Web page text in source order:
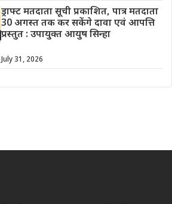
ड्राफ्ट मतदाता सूची प्रकाशित, पात्र मतदाता
30 अगस्त तक कर सकेंगे दावा एवं आपत्ति
प्रस्तुत : उपायुक्त आयुष सिन्हा
July 31, 2026